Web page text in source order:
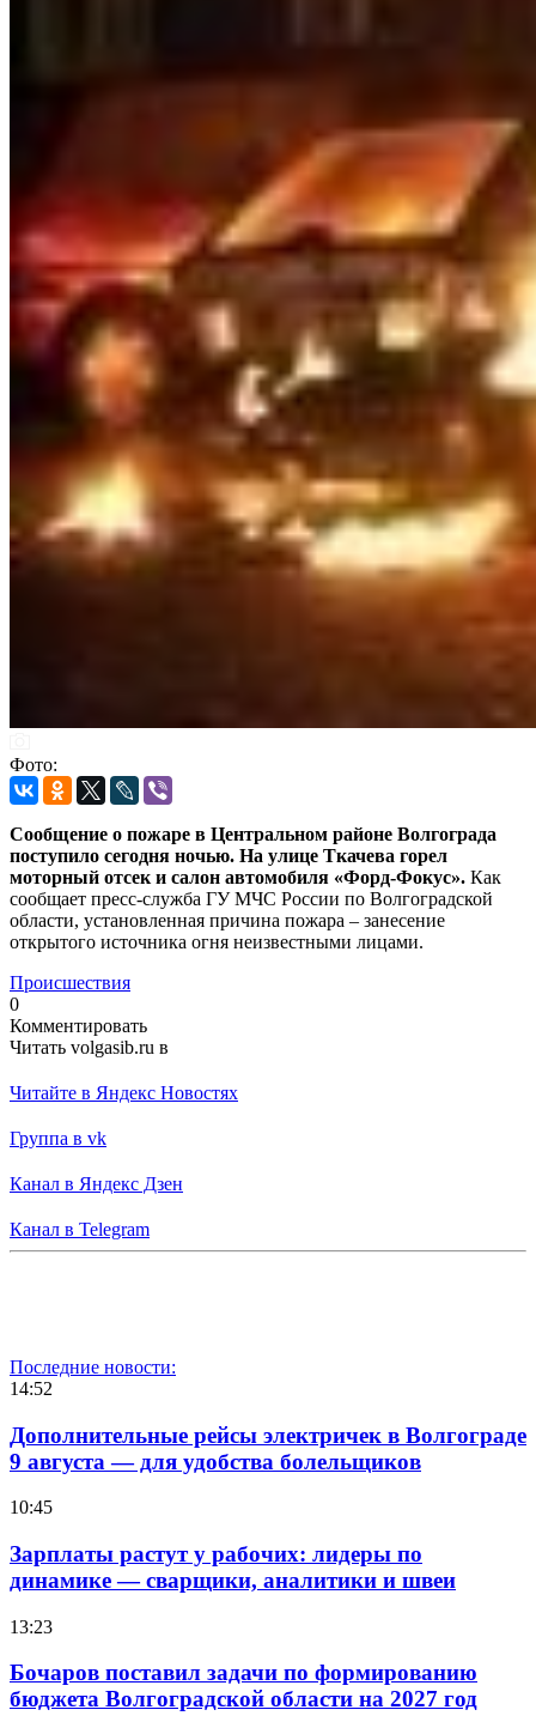
Фото:
Сообщение о пожаре в Центральном районе Волгограда
поступило сегодня ночью. На улице Ткачева горел
моторный отсек и салон автомобиля «Форд-Фокус». Как
сообщает пресс-служба ГУ МЧС России по Волгоградской
области, установленная причина пожара – занесение
открытого источника огня неизвестными лицами.
Происшествия
0
Комментировать
Читать volgasib.ru в
Читайте в Яндекс Новостях
Группа в vk
Канал в Яндекс Дзен
Канал в Telegram
Последние новости:
14:52
Дополнительные рейсы электричек в Волгограде
9 августа — для удобства болельщиков
10:45
Зарплаты растут у рабочих: лидеры по
динамике — сварщики, аналитики и швеи
13:23
Бочаров поставил задачи по формированию
бюджета Волгоградской области на 2027 год